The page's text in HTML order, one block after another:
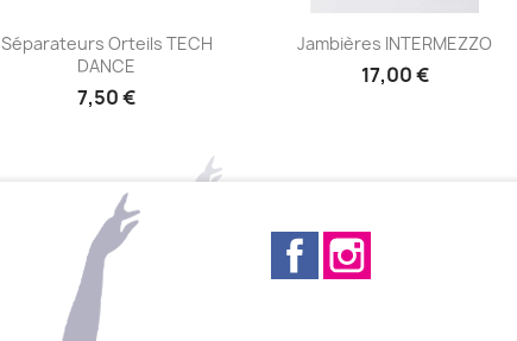
Aperçu rapide
Séparateurs Orteils TECH
DANCE
7,50 €
Aperçu rapide
Jambières INTERMEZZO
17,00 €
Facebook